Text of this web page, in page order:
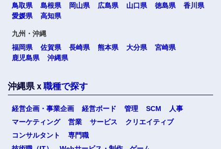
選択する
選択する
選択する
長崎県
海外
選択する
鳥取県
島根県 岡山県 広島県 山口県 徳島県
香川県
愛媛県
高知県
九州・沖縄
福岡県
佐賀県 長崎県 熊本県 大分県
宮崎県
鹿児島県
沖縄県
沖縄県ｘ 職種で探す
経営企画・事業企画 経営ボード 管理 SCM
人事
マーケティング
営業 サービス
クリエイティブ
コンサルタント
専門職